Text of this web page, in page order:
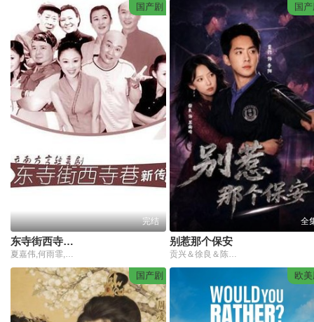
国产剧
完结
东寺街西寺巷新传
国
全
别惹那个保安
贡兴＆徐良＆陈宇星
国产剧 欧